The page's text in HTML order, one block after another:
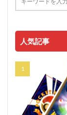
人気記事